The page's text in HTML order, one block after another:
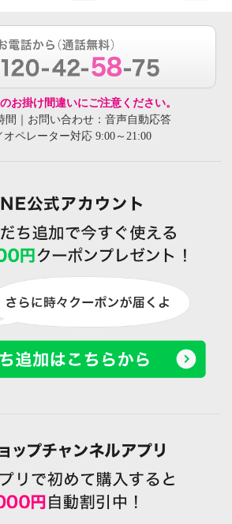
お掛け間違いにご注意ください。
間｜お問い合わせ：音声自動応答
オペレーター対応 9:00～21:00